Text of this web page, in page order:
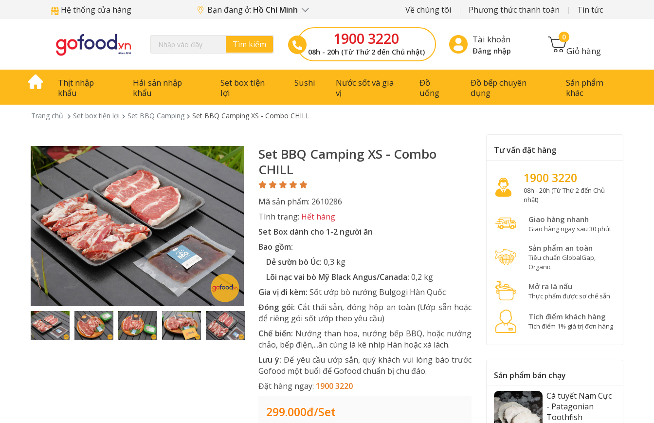
Hệ thống cửa hàng Bạn đang ở: Hồ Chí Minh Về chúng tôi Phương thức thanh toán Tin tức
Tìm kiếm 1900 3220
08h - 20h (Từ Thứ 2 đến Chủ nhật)
Tài khoản
Đăng nhập Giỏ hàng
0
Thịt nhập
khẩu
Hải sản nhập
khẩu
Set box tiện
lợi
Sushi
Nước sốt và gia
vị
Đồ
uống
Đồ bếp chuyên
dụng
Sản phẩm
khác
Trang chủ Set box tiện lợi Set BBQ Camping Set BBQ Camping XS - Combo CHILL
Set BBQ Camping XS - Combo
CHILL
Mã sản phẩm: 2610286
Tình trạng: Hết hàng
Set Box dành cho 1-2 người ăn
Bao gồm:
Dẻ sườn bò Úc: 0,3 kg
Lõi nạc vai bò Mỹ Black Angus/Canada: 0,2 kg
Gia vị đi kèm: Sốt ướp bò nướng Bulgogi Hàn Quốc
Đóng gói: Cắt thái sẵn, đóng hộp an toàn (Ướp sẵn hoặc
để riêng gói sốt ướp theo yêu cầu)
Chế biến: Nướng than hoa, nướng bếp BBQ, hoặc nướng
chảo, bếp điện,...ăn cùng lá kê nhíp Hàn hoặc xà lách.
Lưu ý:Để yêu cầu ướp sẵn, quý khách vui lòng báo trước
Gofood một buổi để Gofood chuẩn bị chu đáo.
Đặt hàng ngay: 1900 3220
299.000đ/Set
Tư vấn đặt hàng
1900 3220
08h - 20h (Từ Thứ 2 đến Chủ
nhật)
Giao hàng nhanh
Giao hàng ngay sau 30 phút
Sản phẩm an toàn
Tiêu chuẩn GlobalGap,
Organic
Mở ra là nấu
Thực phẩm được sơ chế sẵn
Tích điểm khách hàng
Tích điểm 1% giá trị đơn hàng
Sản phẩm bán chạy
Cá tuyết Nam Cực
- Patagonian
Toothfish